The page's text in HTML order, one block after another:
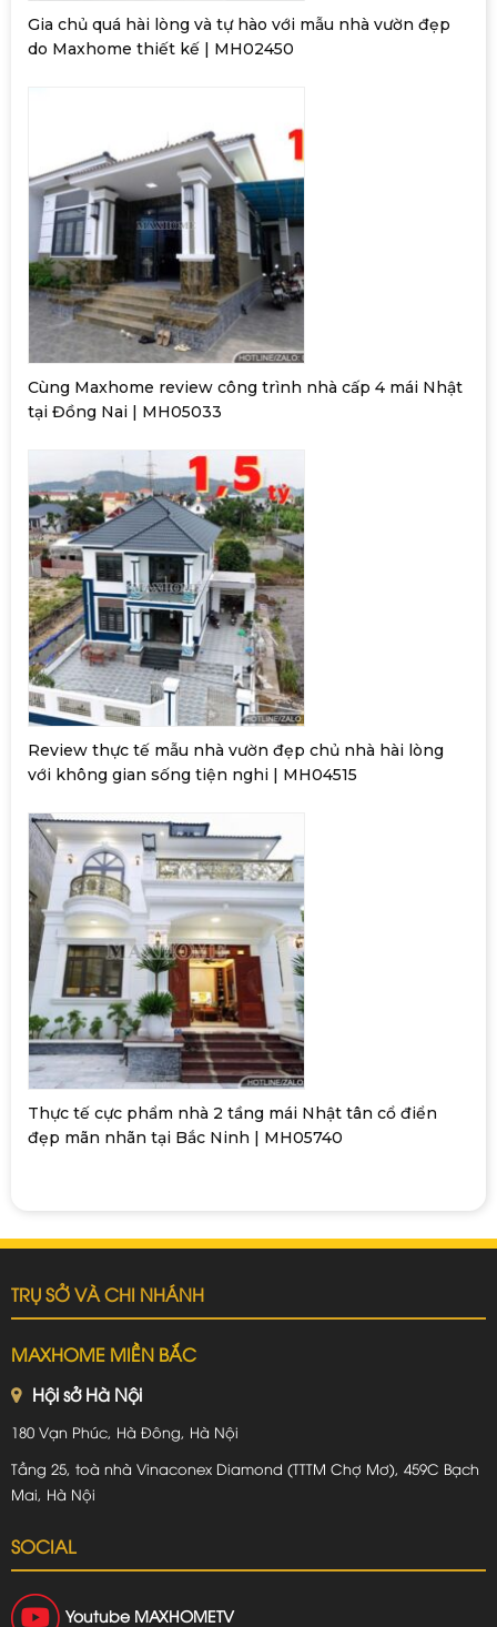
Gia chủ quá hài lòng và tự hào với mẫu nhà vườn đẹp
do Maxhome thiết kế | MH02450
Cùng Maxhome review công trình nhà cấp 4 mái Nhật
tại Đồng Nai | MH05033
Review thực tế mẫu nhà vườn đẹp chủ nhà hài lòng
với không gian sống tiện nghi | MH04515
Thực tế cực phẩm nhà 2 tầng mái Nhật tân cổ điển
đẹp mãn nhãn tại Bắc Ninh | MH05740
TRỤ SỞ VÀ CHI NHÁNH
MAXHOME MIỀN BẮC
Hội sở Hà Nội
180 Vạn Phúc, Hà Đông, Hà Nội
Tầng 25, toà nhà Vinaconex Diamond (TTTM Chợ Mơ), 459C Bạch
Mai, Hà Nội
SOCIAL
Youtube MAXHOMETV